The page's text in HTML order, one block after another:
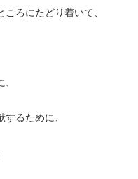
ろにたどり着いて、
るために、